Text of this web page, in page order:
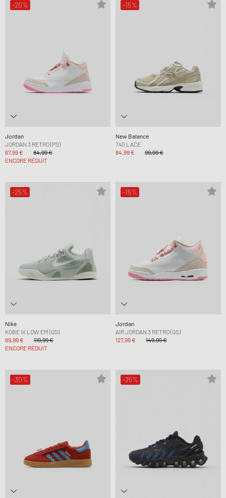
-20%
Jordan
JORDAN 3 RETRO (PS)
67,99 €
84,99 €
ENCORE RÉDUIT
-15%
New Balance
740 LACE
84,99 €
99,99 €
-25%
Nike
KOBE IX LOW EM (GS)
89,99 €
119,99 €
ENCORE RÉDUIT
-15%
Jordan
AIR JORDAN 3 RETRO (GS)
127,99 €
149,99 €
-30% -25%